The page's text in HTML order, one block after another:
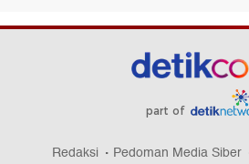
part of
Redaksi Pedoman Media Siber